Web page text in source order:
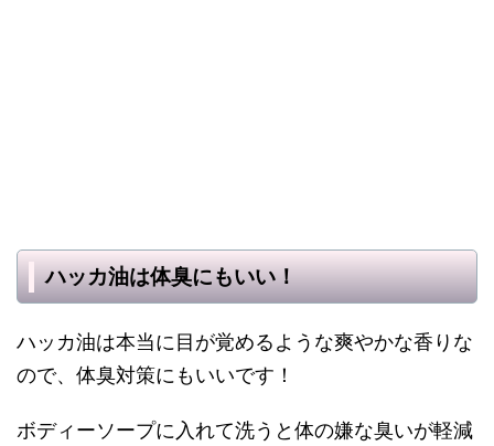
ハッカ油は体臭にもいい！
ハッカ油は本当に目が覚めるような爽やかな香りな
ので、体臭対策にもいいです！
ボディーソープに入れて洗うと体の嫌な臭いが軽減